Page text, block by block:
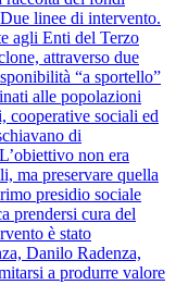
linee di intervento.
agli Enti del Terzo
attraverso due
“a sportello”
alle popolazioni
cooperative sociali ed
di
non era
ma preservare quella
presidio sociale
prendersi cura del
è stato
Danilo Radenza,
a produrre valore